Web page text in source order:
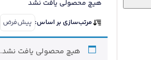
هیچ محصولی یافت نشد
مرتب‌سازی بر اساس: پیش‌فرض
هیچ محصولی یافت نشد.